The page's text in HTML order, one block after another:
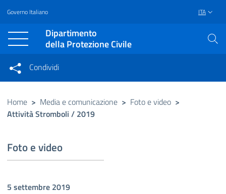
Vai al contenuto principale
Raggiungi il piè di pagina
Governo Italiano ITA
Dipartimento
della Protezione Civile
Condividi su Facebook
Condividi su Twitter
Condividi su LinkedIn
Condividi
Condividi sui social network
Home > Media e comunicazione > Foto e video >
Attività Stromboli / 2019
Foto e video
5 settembre 2019